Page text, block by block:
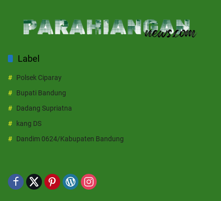
Label
Polsek Ciparay
Bupati Bandung
Dadang Supriatna
kang DS
Dandim 0624/Kabupaten Bandung